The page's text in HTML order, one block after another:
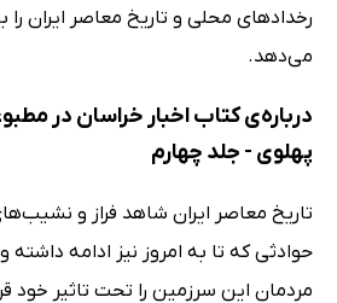
رخدادهای محلی و تاریخ معاصر ایران را
می‌دهد.
درباره‌ی کتاب اخبار خراسان در
پهلوی - جلد چهارم
تاریخ معاصر ایران شاهد فراز و
حوادثی که تا به امروز نیز ادامه
مردمان این سرزمین را تحت تاثیر خود